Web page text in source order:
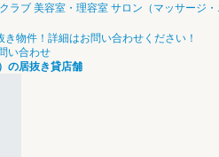
ラブ 美容室・理容室 サロン（マッサージ
物件！詳細はお問い合わせください！
い合わせ
の居抜き貸店舗